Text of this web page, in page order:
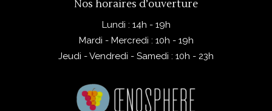
Nos horaires d’ouverture
Lundi : 14h - 19h
Mardi - Mercredi : 10h - 19h
Jeudi - Vendredi - Samedi : 10h - 23h